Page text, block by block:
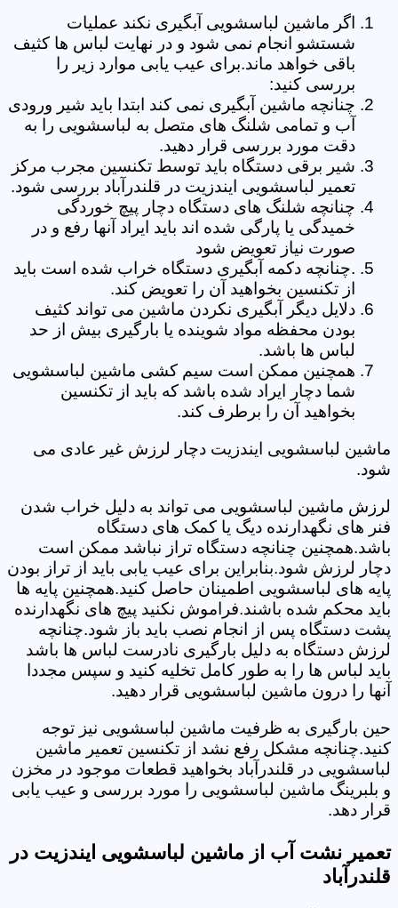
اگر ماشین لباسشویی آبگیری نکند عملیات
شستشو انجام نمی شود و در نهایت لباس ها کثیف
باقی خواهد ماند.برای عیب یابی موارد زیر را
بررسی کنید:
چنانچه ماشین آبگیری نمی کند ابتدا باید شیر ورودی
آب و تمامی شلنگ های متصل به لباسشویی را به
دقت مورد بررسی قرار دهید.
شیر برقی دستگاه باید توسط تکنسین مجرب مرکز
تعمیر لباسشویی ایندزیت در قلندرآباد بررسی شود.
چنانچه شلنگ های دستگاه دچار پیچ خوردگی
خمیدگی یا پارگی شده اند باید ایراد آنها رفع و در
صورت نیاز تعویض شود
.چنانچه دکمه آبگیری دستگاه خراب شده است باید
از تکنسین بخواهید آن را تعویض کند.
دلایل دیگر آبگیری نکردن ماشین می تواند کثیف
بودن محفظه مواد شوینده یا بارگیری بیش از حد
لباس ها باشد.
همچنین ممکن است سیم کشی ماشین لباسشویی
شما دچار ایراد شده باشد که باید از تکنسین
بخواهید آن را برطرف کند.
ماشین لباسشویی ایندزیت دچار لرزش غیر عادی می
شود.
لرزش ماشین لباسشویی می تواند به دلیل خراب شدن
فنر های نگهدارنده دیگ یا کمک های دستگاه
باشد.همچنین چنانچه دستگاه تراز نباشد ممکن است
دچار لرزش شود.بنابراین برای عیب یابی باید از تراز بودن
پایه های لباسشویی اطمینان حاصل کنید.همچنین پایه ها
باید محکم شده باشند.فراموش نکنید پیچ های نگهدارنده
پشت دستگاه پس از انجام نصب باید باز شود.چنانچه
لرزش دستگاه به دلیل بارگیری نادرست لباس ها باشد
باید لباس ها را به طور کامل تخلیه کنید و سپس مجددا
آنها را درون ماشین لباسشویی قرار دهید.
حین بارگیری به ظرفیت ماشین لباسشویی نیز توجه
کنید.چنانچه مشکل رفع نشد از تکنسین تعمیر ماشین
لباسشویی در قلندرآباد بخواهید قطعات موجود در مخزن
و بلبرینگ ماشین لباسشویی را مورد بررسی و عیب یابی
قرار دهد.
تعمیر نشت آب از ماشین لباسشویی ایندزیت در
قلندرآباد